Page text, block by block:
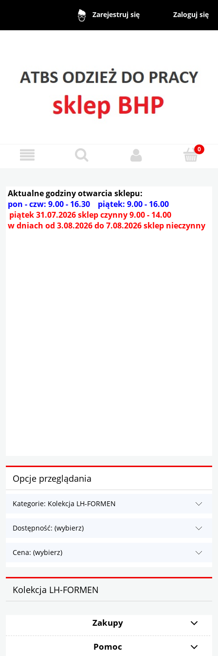
Zarejestruj się Zaloguj się
Aktualne godziny otwarcia sklepu:
pon - czw: 9.00 - 16.30 piątek: 9.00 - 16.00
piątek 31.07.2026 sklep czynny 9.00 - 14.00
w dniach od 3.08.2026 do 7.08.2026 sklep nieczynny
Opcje przeglądania
Kategorie: Kolekcja LH-FORMEN
Dostępność: (wybierz)
Cena: (wybierz)
Kolekcja LH-FORMEN
Zakupy
Pomoc